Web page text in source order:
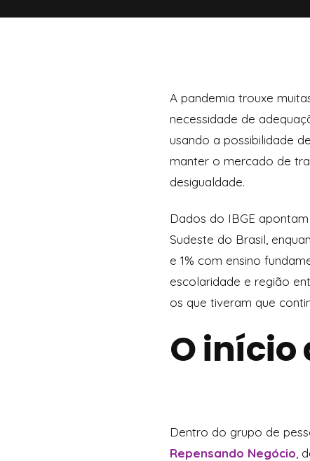
A pandemia trouxe
necessidade de
usando a possibilidade
manter o mercado de
desigualdade.
Dados do IBGE
Sudeste do Brasil,
e 1% com ensino
escolaridade e região
os que tiveram que
O início
Dentro do grupo de
Repensando Negócio ,